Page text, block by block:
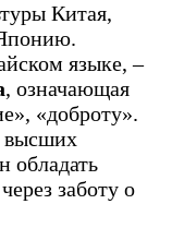
Китая,
языке, –
, означающая
«доброту».
высших
обладать
заботу о